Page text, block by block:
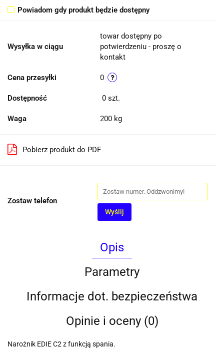
Powiadom gdy produkt będzie dostępny
Wysyłka w ciągu
towar dostępny po
potwierdzeniu - proszę o
kontakt
Cena przesyłki 0
Dostępność 0 szt.
Waga 200 kg
Pobierz produkt do PDF
Zostaw telefon
Wyślij
Opis
Parametry
Informacje dot. bezpieczeństwa
Opinie i oceny (0)
Narożnik EDIE C2 z funkcją spania.